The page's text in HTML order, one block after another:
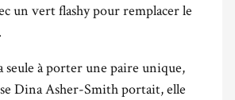
un vert flashy pour remplacer le
seule à porter une paire unique,
Dina Asher-Smith portait, elle